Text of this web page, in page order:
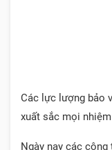
Các lực lượng bảo
xuất sắc mọi
Ngày nay các